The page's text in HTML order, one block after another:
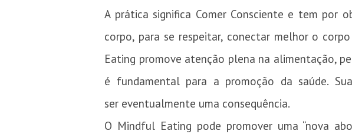
A prática significa Comer Consciente e tem por
corpo, para se respeitar, conectar melhor o
Eating promove atenção plena na alimentação,
é fundamental para a promoção da saúde.
ser eventualmente uma consequência.
O Mindful Eating pode promover uma “nova